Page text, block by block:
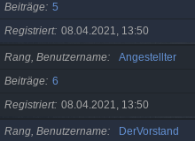
Beiträge 5
Registriert 08.04.2021, 13:50
Rang, Benutzername
Angestellter
Beiträge 6
Registriert 08.04.2021, 13:50
Rang, Benutzername
DerVorstand